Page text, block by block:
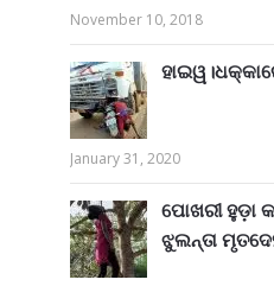
November 10, 2018
January 31, 2020
ପୋଖରୀ ହୁଡ଼ା
ଝୁଲନ୍ତା